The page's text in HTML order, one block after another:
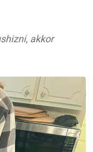
akkor